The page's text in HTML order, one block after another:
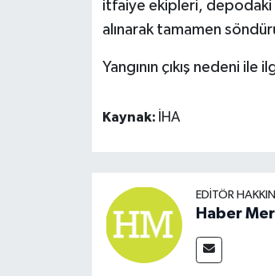
itfaiye ekipleri, depodaki
alınarak tamamen
Yangının çıkış nedeni ile
Kaynak: İHA
EDITÖR
Haber